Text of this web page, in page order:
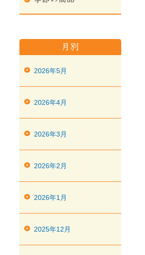
2026年5月
2026年4月
2026年3月
2026年2月
2026年1月
2025年12月